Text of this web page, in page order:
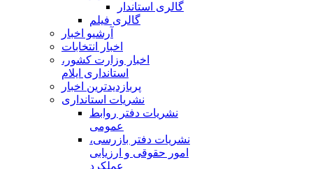
گالری استاندار
گالری فیلم
آرشیو اخبار
اخبار انتخابات
اخبار وزارت کشور،
استانداری ایلام
پربازدیدترین اخبار
نشریات استانداری
نشریات دفتر روابط
عمومی
نشريات دفتر بازرسی،
امور حقوقی و ارزيابی
عملکرد